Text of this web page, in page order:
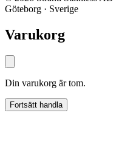
Göteborg · Sverige
Varukorg
Din varukorg är tom.
Fortsätt handla